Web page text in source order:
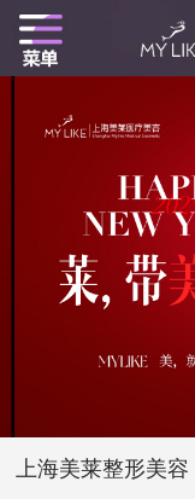
上海美莱整形美容